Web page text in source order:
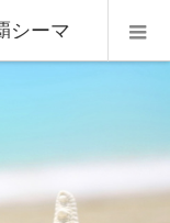
シーマ